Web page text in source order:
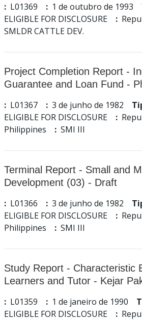
: L01369 : 1 de outubro de 1993
ELIGIBLE FOR DISCLOSURE
:
SMLDR CATTLE DEV.
Project Completion Report -
Guarantee and Loan Fund -
: L01367 : 3 de junho de 1982
ELIGIBLE FOR DISCLOSURE
:
Philippines
: SMI III
Terminal Report - Small and
Development (03) - Draft
: L01366 : 3 de junho de 1982
ELIGIBLE FOR DISCLOSURE
:
Philippines
: SMI III
Study Report - Characteristic
Learners and Tutor - Kejar
: L01359 : 1 de janeiro de 1990
ELIGIBLE FOR DISCLOSURE
: